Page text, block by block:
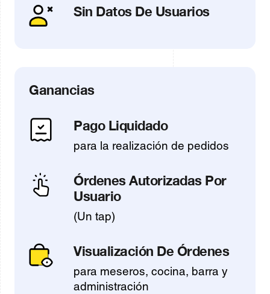
Sin Datos De Usuarios
Ganancias
Pago Liquidado
para la realización de pedidos
Órdenes Autorizadas Por
Usuario
(Un tap)
Visualización De Órdenes
para meseros, cocina, barra y
administración